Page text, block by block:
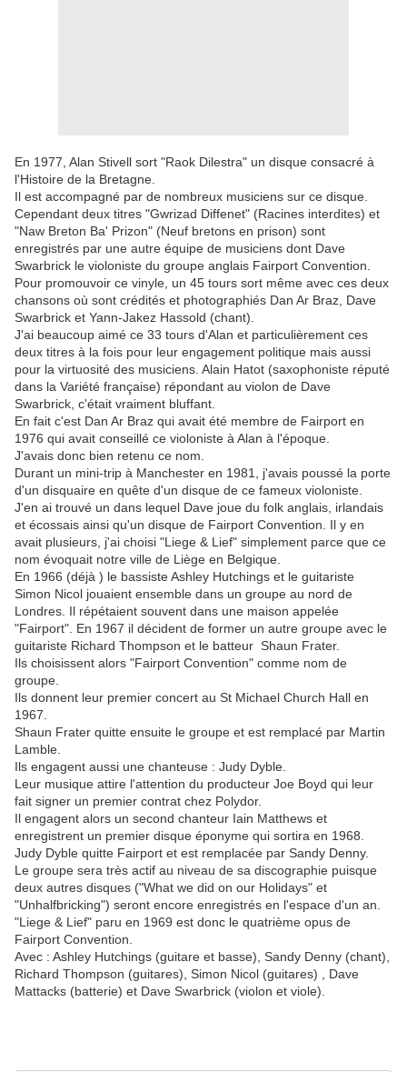
En 1977, Alan Stivell sort "Raok Dilestra" un disque consacré à
l'Histoire de la Bretagne.
Il est accompagné par de nombreux musiciens sur ce disque.
Cependant deux titres "Gwrizad Diffenet" (Racines interdites) et
"Naw Breton Ba' Prizon" (Neuf bretons en prison) sont
enregistrés par une autre équipe de musiciens dont Dave
Swarbrick le violoniste du groupe anglais Fairport Convention.
Pour promouvoir ce vinyle, un 45 tours sort même avec ces deux
chansons où sont crédités et photographiés Dan Ar Braz, Dave
Swarbrick et Yann-Jakez Hassold (chant).
J'ai beaucoup aimé ce 33 tours d'Alan et particulièrement ces
deux titres à la fois pour leur engagement politique mais aussi
pour la virtuosité des musiciens. Alain Hatot (saxophoniste réputé
dans la Variété française) répondant au violon de Dave
Swarbrick, c'était vraiment bluffant.
En fait c'est Dan Ar Braz qui avait été membre de Fairport en
1976 qui avait conseillé ce violoniste à Alan à l'époque.
J'avais donc bien retenu ce nom.
Durant un mini-trip à Manchester en 1981, j'avais poussé la porte
d'un disquaire en quête d'un disque de ce fameux violoniste.
J'en ai trouvé un dans lequel Dave joue du folk anglais, irlandais
et écossais ainsi qu'un disque de Fairport Convention. Il y en
avait plusieurs, j'ai choisi "Liege & Lief" simplement parce que ce
nom évoquait notre ville de Liège en Belgique.
En 1966 (déjà ) le bassiste Ashley Hutchings et le guitariste
Simon Nicol jouaient ensemble dans un groupe au nord de
Londres. Il répétaient souvent dans une maison appelée
"Fairport". En 1967 il décident de former un autre groupe avec le
guitariste Richard Thompson et le batteur Shaun Frater.
Ils choisissent alors "Fairport Convention" comme nom de
groupe.
Ils donnent leur premier concert au St Michael Church Hall en
1967.
Shaun Frater quitte ensuite le groupe et est remplacé par Martin
Lamble.
Ils engagent aussi une chanteuse : Judy Dyble.
Leur musique attire l'attention du producteur Joe Boyd qui leur
fait signer un premier contrat chez Polydor.
Il engagent alors un second chanteur Iain Matthews et
enregistrent un premier disque éponyme qui sortira en 1968.
Judy Dyble quitte Fairport et est remplacée par Sandy Denny.
Le groupe sera très actif au niveau de sa discographie puisque
deux autres disques ("What we did on our Holidays" et
"Unhalfbricking") seront encore enregistrés en l'espace d'un an.
"Liege & Lief" paru en 1969 est donc le quatrième opus de
Fairport Convention.
Avec : Ashley Hutchings (guitare et basse), Sandy Denny (chant),
Richard Thompson (guitares), Simon Nicol (guitares) , Dave
Mattacks (batterie) et Dave Swarbrick (violon et viole).